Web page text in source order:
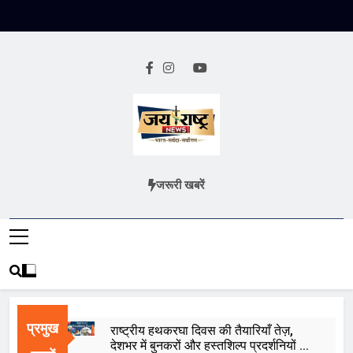
Jai Rashtra
हिंदी समाचार
जरूरी खबरें
प्रमुख
राष्ट्रीय हथकरघा दिवस की तैयारियाँ तेज़,
देशभर में बुनकरों और हस्तशिल्प प्रदर्शनियों का